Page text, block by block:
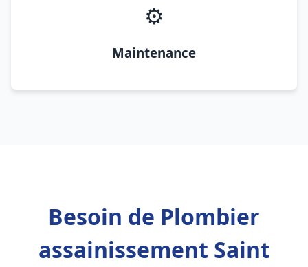
⚙️
Maintenance
Besoin de Plombier
assainissement Saint